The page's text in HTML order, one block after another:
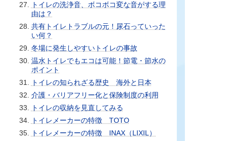
トイレの洗浄音、ボコボコ変な音がする理
由は？
共有トイレトラブルの元！尿石っていった
い何？
冬場に発生しやすいトイレの事故
温水トイレでもエコは可能！節電・節水の
ポイント
トイレの知られざる歴史 海外と日本
介護・バリアフリー化と保険制度の利用
トイレの収納を見直してみる
トイレメーカーの特徴 TOTO
トイレメーカーの特徴 INAX（LIXIL）